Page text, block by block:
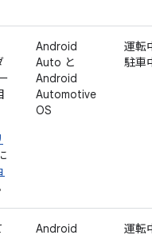
Android
Auto と
Android
Automotive
OS
運転
駐車
Android 運転